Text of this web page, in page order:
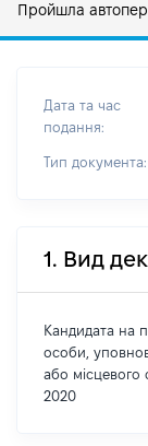
Пройшла
Дата та час
подання:
Тип документа:
1. Вид
Кандидата на
особи,
або місцевого
2020